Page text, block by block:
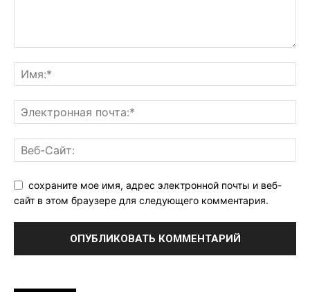
сохраните мое имя, адрес электронной почты и веб-
сайт в этом браузере для следующего комментария.